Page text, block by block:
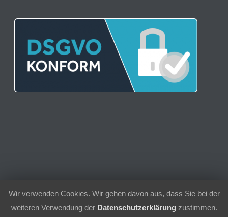
© 2021 | Sport-Club 1956 Schielberg e.V.
Kontakt
Wir verwenden Cookies. Wir gehen davon aus, dass Sie bei der
weiteren Verwendung der Datenschutzerklärung zustimmen.